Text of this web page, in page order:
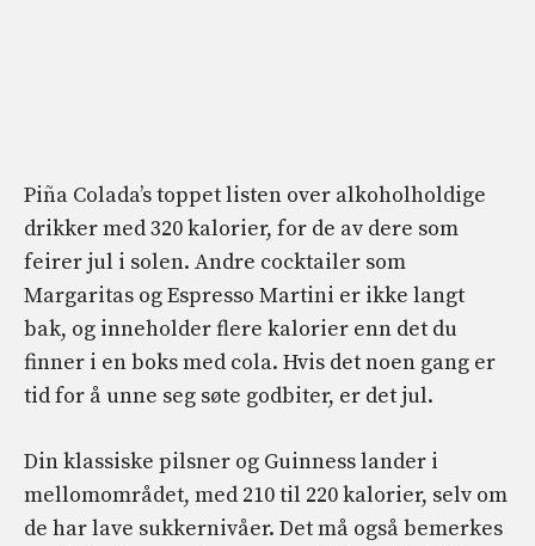
Piña Colada’s toppet listen over alkoholholdige
drikker med 320 kalorier, for de av dere som
feirer jul i solen. Andre cocktailer som
Margaritas og Espresso Martini er ikke langt
bak, og inneholder flere kalorier enn det du
finner i en boks med cola. Hvis det noen gang er
tid for å unne seg søte godbiter, er det jul.
Din klassiske pilsner og Guinness lander i
mellomområdet, med 210 til 220 kalorier, selv om
de har lave sukkernivåer. Det må også bemerkes